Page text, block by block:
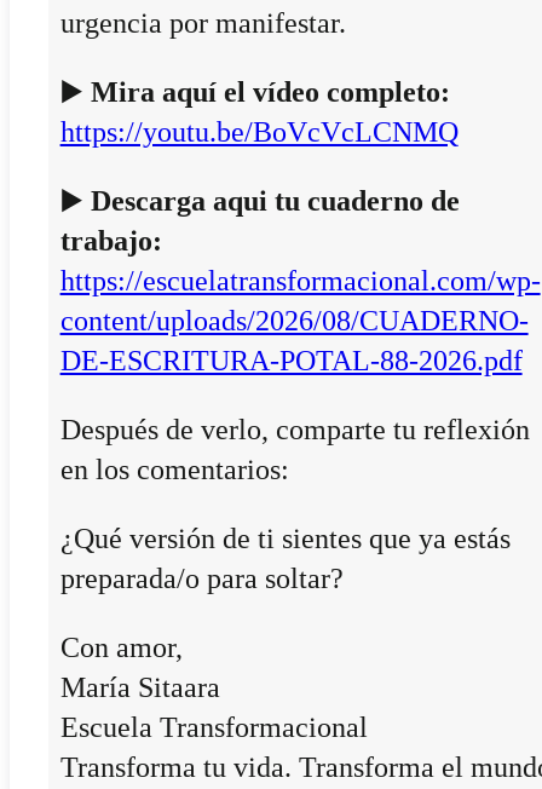
urgencia por manifestar.
▶️ Mira aquí el vídeo completo:
https://youtu.be/BoVcVcLCNMQ
▶️ Descarga aqui tu cuaderno de
trabajo:
https://escuelatransformacional.com/wp-
content/uploads/2026/08/CUADERNO-
DE-ESCRITURA-POTAL-88-2026.pdf
Después de verlo, comparte tu reflexión
en los comentarios:
¿Qué versión de ti sientes que ya estás
preparada/o para soltar?
Con amor,
María Sitaara
Escuela Transformacional
Transforma tu vida. Transforma el